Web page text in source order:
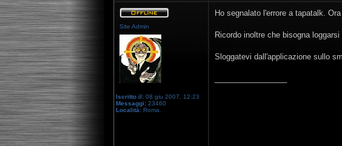
Site Admin
Iscritto il: 08 giu 2007, 12:23
Messaggi: 23460
Località: Roma.
Ho segnalato l'errore a tapatalk.
Ricordo inoltre che bisogna
Sloggatevi dall'applicazione sullo